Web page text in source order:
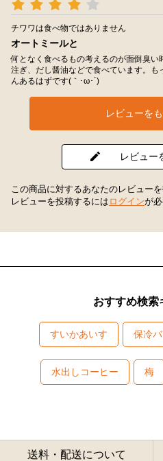
チワワは食べ物ではありません
オートミールと
何となく食べるもの考えるのが面倒臭
注ぎ、だし醤油などで食べています。も
んあるはずです(｀･ω･´)ゞ
レビューを
レビュー
この商品に対するあなたのレビュー
レビューを投稿するには ログインが必
おすすめ検索
すいかあいす 保冷
水出しコーヒー 梅
送料・配送について